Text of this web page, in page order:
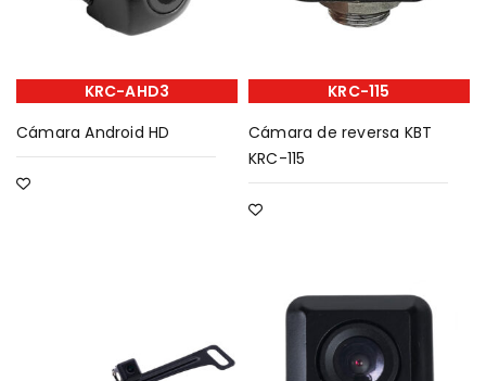
KRC-AHD3
Cámara Android HD
KRC-115
Cámara de reversa KBT
KRC-115